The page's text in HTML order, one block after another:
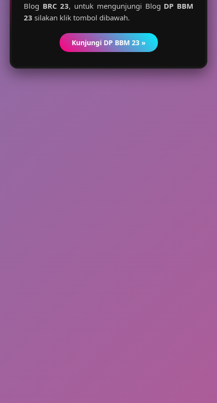
Blog BRC 23, untuk mengunjungi Blog DP BBM
23 silakan klik tombol dibawah.
Kunjungi DP BBM 23 »